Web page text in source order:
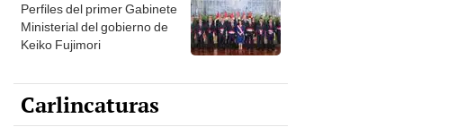
Perfiles del primer Gabinete
Ministerial del gobierno de
Keiko Fujimori
Carlincaturas